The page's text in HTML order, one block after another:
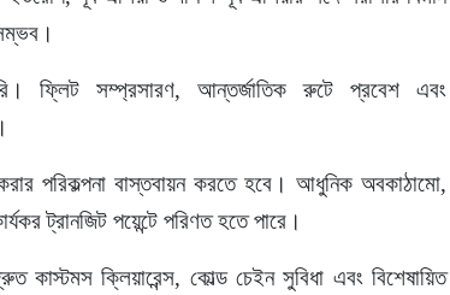
ফ্লিট সম্প্রসারণ, আন্তর্জাতিক রুটে প্রবেশ এবং
পরিকল্পনা বাস্তবায়ন করতে হবে। আধুনিক অবকাঠামো,
ট্রানজিট পয়েন্টে পরিণত হতে পারে।
কাস্টমস ক্লিয়ারেন্স, কোল্ড চেইন সুবিধা এবং বিশেষায়িত